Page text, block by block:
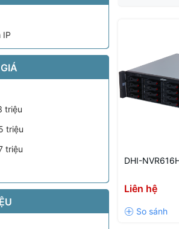
IP
triệu
triệu
triệu
DHI-
Liên hệ